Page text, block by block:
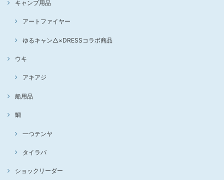
キャンプ用品
アートファイヤー
ゆるキャン△×DRESSコラボ商品
ウキ
アキアジ
船用品
鯛
一つテンヤ
タイラバ
ショックリーダー